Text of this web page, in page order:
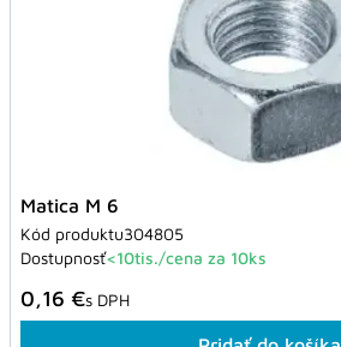
Matica M 6
Kód produktu304805
Dostupnosť<10tis./cena za 10ks
0,16 €s DPH